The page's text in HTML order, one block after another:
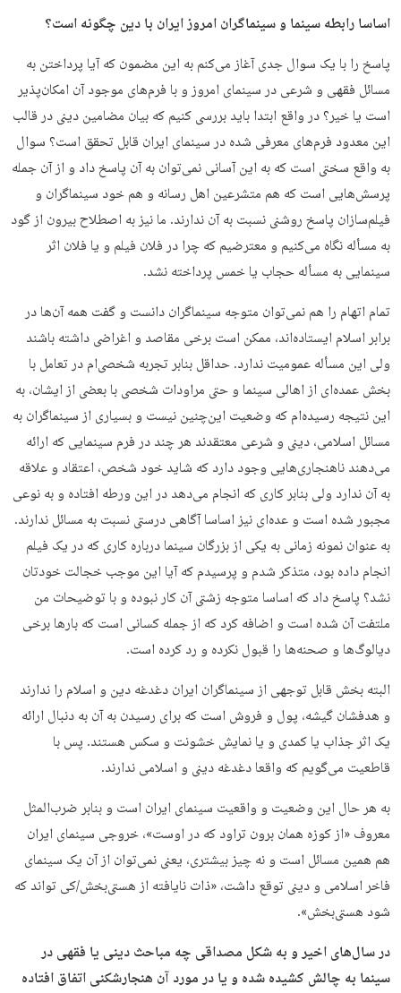
اساسا رابطه سینما و سینماگران امروز ایران با دین چگونه است؟
پاسخ را با یک سوال جدی آغاز می‌کنم به این مضمون که آیا پرداختن به
مسائل فقهی و شرعی در سینمای امروز و با فرم‌های موجود آن امکان‌پذیر
است یا خیر؟ در واقع ابتدا باید بررسی کنیم که بیان مضامین دینی در قالب
این معدود فرم‌های معرفی شده در سینمای ایران قابل تحقق است؟ سوال
به واقع سختی است که به این آسانی نمی‌توان به آن پاسخ داد و از آن جمله
پرسش‌هایی است که هم متشرعین اهل رسانه و هم خود سینماگران و
فیلم‌سازان پاسخ روشنی نسبت به آن ندارند. ما نیز به اصطلاح بیرون از گود
به مسأله نگاه می‌کنیم و معترضیم که چرا در فلان فیلم و یا فلان اثر
سینمایی به مسأله حجاب یا خمس پرداخته نشد.
تمام اتهام را هم نمی‌توان متوجه سینماگران دانست و گفت همه آن‌ها در
برابر اسلام ایستاده‌اند، ممکن است برخی مقاصد و اغراضی داشته باشند
ولی این مسأله عمومیت ندارد. حداقل بنابر تجربه شخصی‌ام در تعامل با
بخش عمده‌ای از اهالی سینما و حتی مراودات شخصی با بعضی از ایشان، به
این نتیجه رسیده‌ام که وضعیت این‌چنین نیست و بسیاری از سینماگران به
مسائل اسلامی، دینی و شرعی معتقدند هر چند در فرم سینمایی که ارائه
می‌دهند ناهنجاری‌هایی وجود دارد که شاید خود شخص، اعتقاد و علاقه
به آن ندارد ولی بنابر کاری که انجام می‌دهد در این ورطه افتاده و به نوعی
مجبور شده است و عده‌ای نیز اساسا آگاهی درستی نسبت به مسائل ندارند.
به عنوان نمونه زمانی به یکی از بزرگان سینما درباره کاری که در یک فیلم
انجام داده بود، متذکر شدم و پرسیدم که آیا این موجب خجالت خودتان
نشد؟ پاسخ داد که اساسا متوجه زشتی آن کار نبوده و با توضیحات من
ملتفت آن شده است و اضافه کرد که از جمله کسانی است که بارها برخی
دیالوگ‌ها و صحنه‌ها را قبول نکرده و رد کرده است.
البته بخش قابل توجهی از سینماگران ایران دغدغه دین و اسلام را ندارند
و هدفشان گیشه، پول و فروش است که برای رسیدن به آن به دنبال ارائه
یک اثر جذاب یا کمدی و یا نمایش خشونت و سکس هستند. پس با
قاطعیت می‌گویم که واقعا دغدغه دینی و اسلامی ندارند.
به هر حال این وضعیت و واقعیت سینمای ایران است و بنابر ضرب‌المثل
معروف «از کوزه همان برون تراود که در اوست»، خروجی سینمای ایران
هم همین مسائل است و نه چیز بیشتری، یعنی نمی‌توان از آن یک سینمای
فاخر اسلامی و دینی توقع داشت، «ذات نایافته از هستی‌بخش/کی تواند که
شود هستی‌بخش».
در سال‌های اخیر و به شکل مصداقی چه مباحث دینی یا فقهی در
سینما به چالش کشیده شده و یا در مورد آن هنجارشکنی اتفاق افتاده